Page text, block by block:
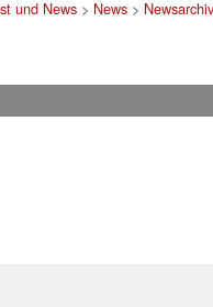
und News> News> Newsarchiv